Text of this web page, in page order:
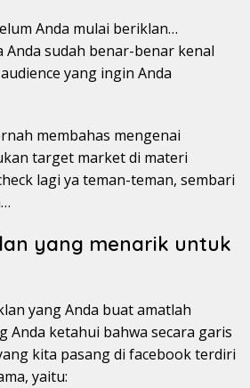
Anda mulai beriklan…
Anda sudah benar-benar kenal
yang ingin Anda
membahas mengenai
target market di materi
lagi ya teman-teman, sembari
yang menarik untuk
yang Anda buat amatlah
Anda ketahui bahwa secara garis
kita pasang di facebook terdiri
yaitu: